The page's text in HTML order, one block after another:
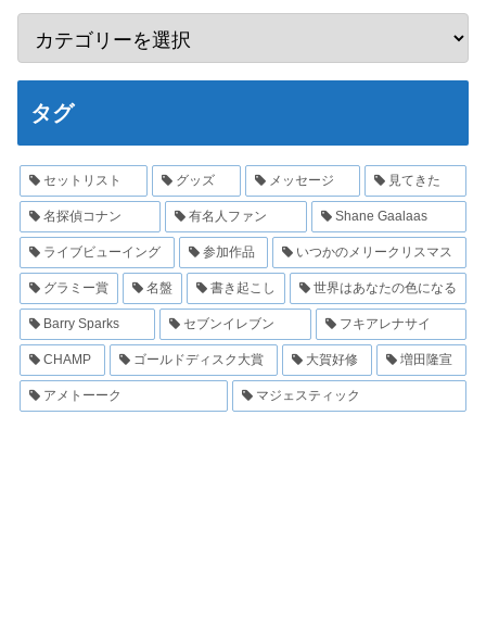
タグ
セットリスト グッズ メッセージ 見てきた
名探偵コナン 有名人ファン Shane Gaalaas
ライブビューイング 参加作品 いつかのメリークリスマス
グラミー賞 名盤 書き起こし 世界はあなたの色になる
Barry Sparks セブンイレブン フキアレナサイ
CHAMP ゴールドディスク大賞 大賀好修 増田隆宣
アメトーーク マジェスティック